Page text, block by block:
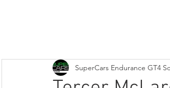
SuperCars Endurance GT4